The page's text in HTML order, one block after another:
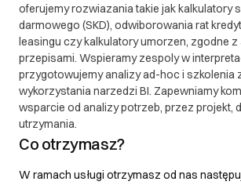
oferujemy rozwiazania takie jak kalkulatory
darmowego (SKD), odwiborowania rat
leasingu czy kalkulatory umorzen, zgodne z
przepisami. Wspieramy zespoly w
przygotowujemy analizy ad-hoc i szkolenia
wykorzystania narzedzi BI. Zapewniamy
wsparcie od analizy potrzeb, przez projekt,
utrzymania.
Co otrzymasz?
W ramach usługi otrzymasz od nas